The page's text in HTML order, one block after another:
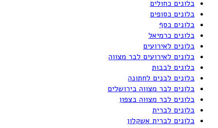
בלונים כחולים
בלונים כסופים
בלונים כסף
בלונים כרמיאל
בלונים לאירועים
בלונים לאירועים לבר מצווה
בלונים לבבות
בלונים לבנים לחתונה
בלונים לבר מצווה בירושלים
בלונים לבר מצווה בצפון
בלונים לברית
בלונים לברית אשקלון